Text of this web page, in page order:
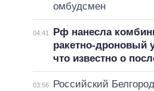
омбудсмен
04:41
Рф нанесла
ракетно-дроновый
что известно о
03:56
Российский